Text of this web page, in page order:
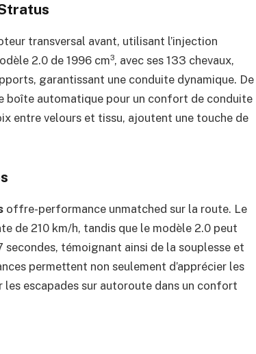
transversal avant, utilisant l’injection
2.0 de 1996 cm³, avec ses 133 chevaux,
garantissant une conduite dynamique. De
boîte automatique pour un confort de conduite
entre velours et tissu, ajoutent une touche de
offre-performance unmatched sur la route. Le
de 210 km/h, tandis que le modèle 2.0 peut
secondes, témoignant ainsi de la souplesse et
permettent non seulement d’apprécier les
escapades sur autoroute dans un confort